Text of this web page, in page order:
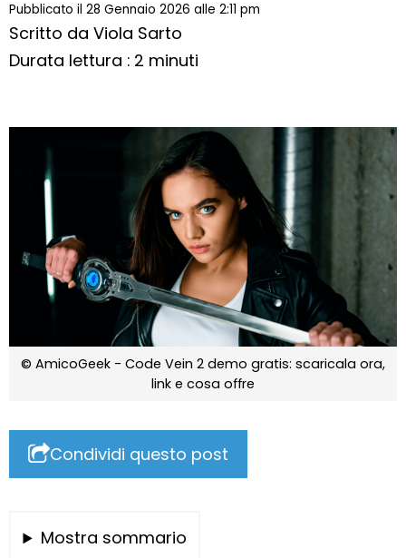
Pubblicato il 28 Gennaio 2026 alle 2:11 pm
Scritto da Viola Sarto
Durata lettura : 2 minuti
© AmicoGeek - Code Vein 2 demo gratis: scaricala ora,
link e cosa offre
Condividi questo post
Mostra sommario